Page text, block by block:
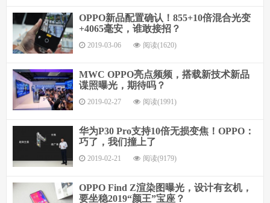
OPPO新品配置确认！855+10倍混合光变
+4065毫安，谁敢接招？
2019-03-06 阅读(1620)
MWC OPPO亮点频频，搭载新技术新品
谍照曝光，期待吗？
2019-02-27 阅读(1991)
华为P30 Pro支持10倍无损变焦！OPPO：
巧了，我们撞上了
2019-02-21 阅读(9179)
OPPO Find Z渲染图曝光，设计有玄机，
要坐稳2019“颜王”宝座？